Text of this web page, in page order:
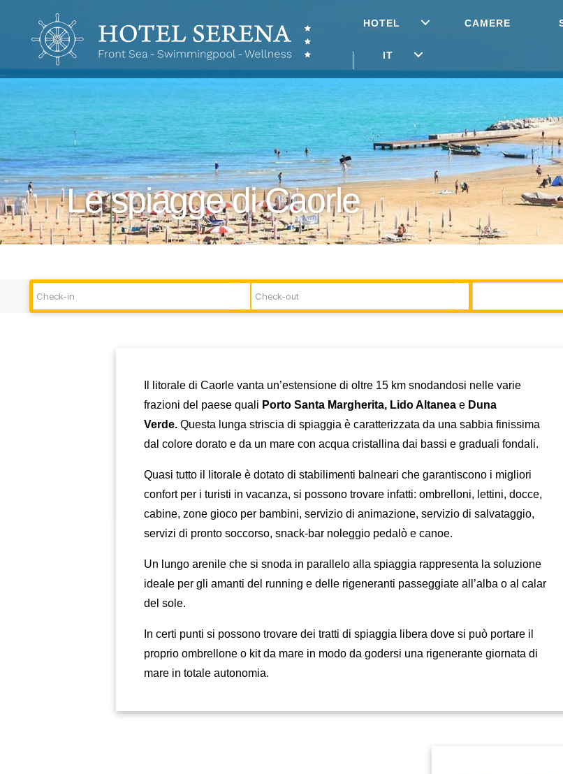
Hotel
Serena
HOTEL CAMERE
IT
Le spiagge di Caorle
Il litorale di Caorle vanta un’estensione di oltre 15 km snodandosi nelle varie
frazioni del paese quali Porto Santa Margherita, Lido Altanea e Duna
Verde. Questa lunga striscia di spiaggia è caratterizzata da una sabbia finissima
dal colore dorato e da un mare con acqua cristallina dai bassi e graduali fondali.
Quasi tutto il litorale è dotato di stabilimenti balneari che garantiscono i migliori
confort per i turisti in vacanza, si possono trovare infatti: ombrelloni, lettini, docce,
cabine, zone gioco per bambini, servizio di animazione, servizio di salvataggio,
servizi di pronto soccorso, snack-bar noleggio pedalò e canoe.
Un lungo arenile che si snoda in parallelo alla spiaggia rappresenta la soluzione
ideale per gli amanti del running e delle rigeneranti passeggiate all’alba o al calar
del sole.
In certi punti si possono trovare dei tratti di spiaggia libera dove si può portare il
proprio ombrellone o kit da mare in modo da godersi una rigenerante giornata di
mare in totale autonomia.